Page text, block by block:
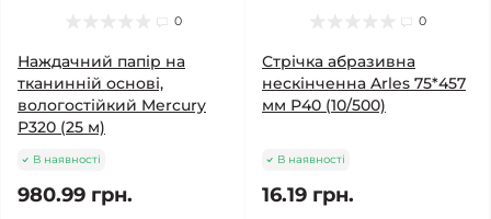
0
Наждачний папір на
тканинній основі,
вологостійкий Mercury
Р320 (25 м)
В наявності
980.99 грн.
0
Стрічка абразивна
нескінченна Arles 75*457
мм Р40 (10/500)
В наявності
16.19 грн.